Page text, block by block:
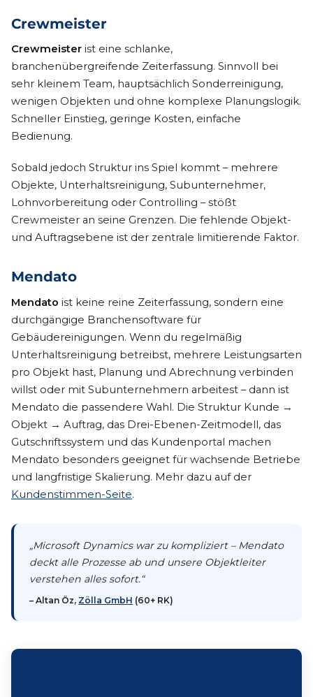
Crewmeister
Crewmeister ist eine schlanke,
branchenübergreifende Zeiterfassung. Sinnvoll bei
sehr kleinem Team, hauptsächlich Sonderreinigung,
wenigen Objekten und ohne komplexe Planungslogik.
Schneller Einstieg, geringe Kosten, einfache
Bedienung.
Sobald jedoch Struktur ins Spiel kommt – mehrere
Objekte, Unterhaltsreinigung, Subunternehmer,
Lohnvorbereitung oder Controlling – stößt
Crewmeister an seine Grenzen. Die fehlende Objekt-
und Auftragsebene ist der zentrale limitierende Faktor.
Mendato
Mendato ist keine reine Zeiterfassung, sondern eine
durchgängige Branchensoftware für
Gebäudereinigungen. Wenn du regelmäßig
Unterhaltsreinigung betreibst, mehrere Leistungsarten
pro Objekt hast, Planung und Abrechnung verbinden
willst oder mit Subunternehmern arbeitest – dann ist
Mendato die passendere Wahl. Die Struktur Kunde →
Objekt → Auftrag, das Drei-Ebenen-Zeitmodell, das
Gutschriftssystem und das Kundenportal machen
Mendato besonders geeignet für wachsende Betriebe
und langfristige Skalierung. Mehr dazu auf der
Kundenstimmen-Seite.
„Microsoft Dynamics war zu kompliziert – Mendato
deckt alle Prozesse ab und unsere Objektleiter
verstehen alles sofort.“
– Altan Öz, Zölla GmbH (60+ RK)